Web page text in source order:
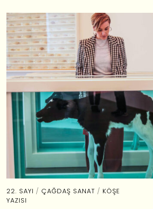
22. SAYI / ÇAĞDAŞ SANAT / KÖŞE
YAZISI